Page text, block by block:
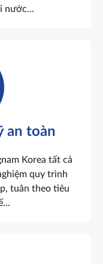
nước...
an toàn
Korea tất cả
quy trình
tuân theo tiêu